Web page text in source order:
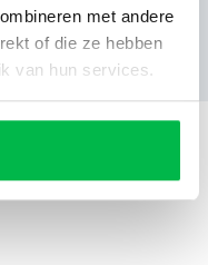
met andere
of die ze hebben
van hun services.